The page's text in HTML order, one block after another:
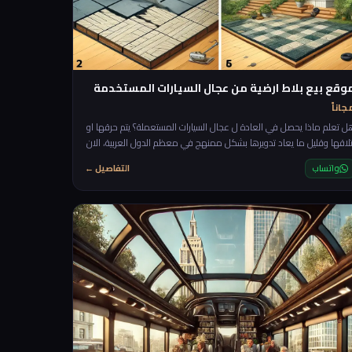
بيع بلاط ارضية من عجال السيارات المستخدمة
تعلم ماذا يحصل في العادة ل عجال السيارات المستعملة؟ يتم حرقها او
وقليل ما يعاد تدويرها بشكل ممنهج في معظم الدول العربية، الان
فكرة مربحة جدا وانا اضمن لك الطلب عليها لانها عملية جدا حتى
بعض الحالات افضل من البلاط الحجري العادي خاصة في ارضيات
النوادي الرياضية (Gyms) ارضيات الحدائق وغيرها. الية التنفيذ: سنحتاج فقط
الجزء العلوي من عجل السيارة سيتم قطعة بشكل متناسق على طول
واتساب التفاصيل ←